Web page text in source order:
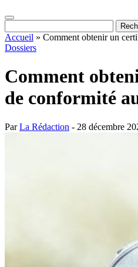
Accueil » Comment obtenir un
Dossiers
Comment
de conformité
ParLa Rédaction - 28 décembre